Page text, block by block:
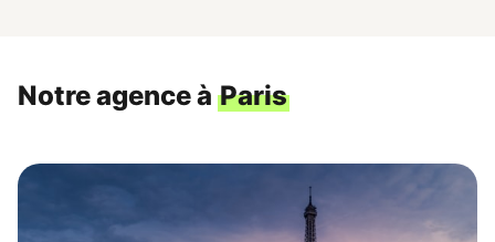
Notre agence à Paris